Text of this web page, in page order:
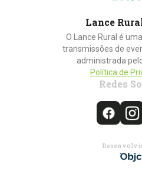
Lance
O Lance Rural é
transmissões de
administrada
Política de
Redes